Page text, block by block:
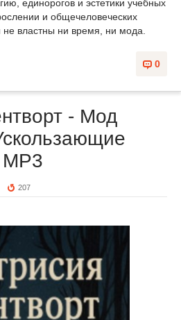
единорогов и эстетики учебных
и общечеловеческих
властны ни время, ни мода.
0
- Мод
МР3
207